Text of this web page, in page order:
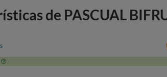
de PASCUAL